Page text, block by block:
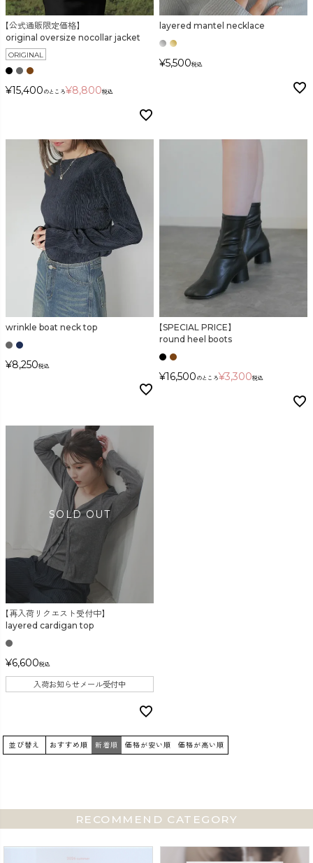
【公式通販限定価格】
original oversize nocollar jacket
ORIGINAL
¥15,400 のところ¥8,800税込
layered mantel necklace
¥5,500税込
wrinkle boat neck top
¥8,250税込
【SPECIAL PRICE】
round heel boots
¥16,500 のところ¥3,300税込
【再入荷リクエスト受付中】
layered cardigan top
¥6,600税込
入荷お知らせメール受付中
並び替え おすすめ順 新着順 価格が安い順 価格が高い順
RECOMMEND CATEGORY